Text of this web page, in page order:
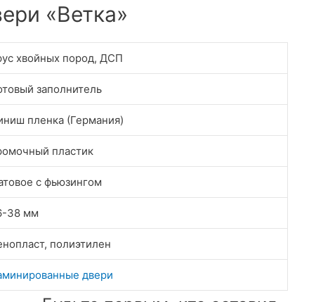
«Ветка»
хвойных пород, ДСП
заполнитель
пленка (Германия)
пластик
с фьюзингом
38 мм
полиэтилен
двери